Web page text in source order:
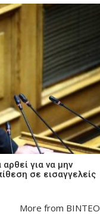
για να μην
σε εισαγγελείς
More from ΒΙΝΤΕΟ